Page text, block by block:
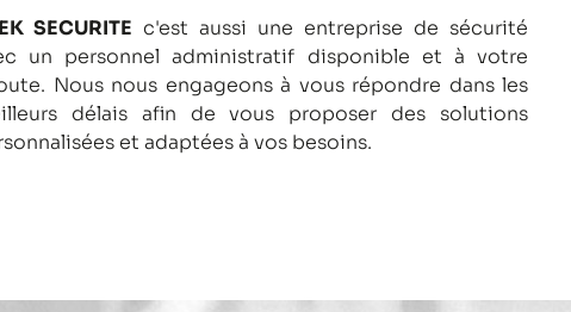
SECURITE c'est aussi une entreprise de sécurité
un personnel administratif disponible et à votre
Nous nous engageons à vous répondre dans les
délais afin de vous proposer des solutions
et adaptées à vos besoins.